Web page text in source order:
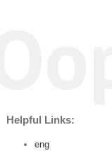
Helpful Links:
eng